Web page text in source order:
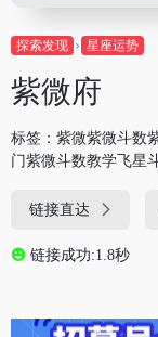
探索发现 星座运势
紫微府
标签： 紫微紫微斗数
门紫微斗数教学飞星
链接直达
链接成功:1.8秒